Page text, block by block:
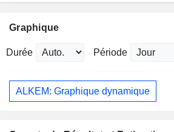
Graphique
Durée Période
ALKEM: Graphique dynamique